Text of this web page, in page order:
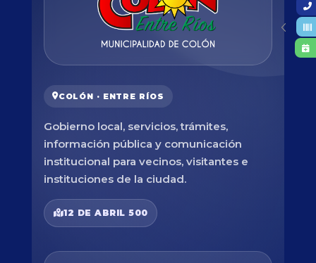
COLÓN · ENTRE RÍOS
Gobierno local, servicios, trámites,
información pública y comunicación
institucional para vecinos, visitantes e
instituciones de la ciudad.
12 DE ABRIL 500